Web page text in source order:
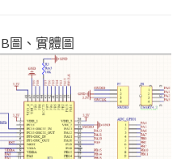
圖、實體圖